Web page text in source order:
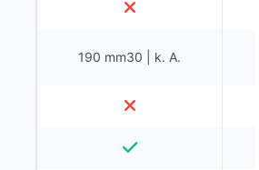
190 mm30 | k. A.